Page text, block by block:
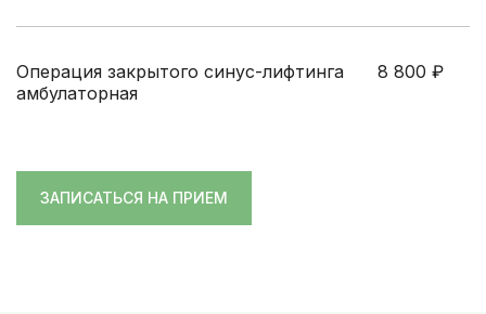
Операция закрытого синус-лифтинга
амбулаторная
8 800 ₽
ЗАПИСАТЬСЯ НА ПРИЕМ